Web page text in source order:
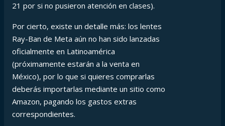
21 por si no pusieron atención en clases).
Por cierto, existe un detalle más: los lentes
Ray-Ban de Meta aún no han sido lanzadas
oficialmente en Latinoamérica
(próximamente estarán a la venta en
México), por lo que si quieres comprarlas
deberás importarlas mediante un sitio como
Amazon, pagando los gastos extras
correspondientes.